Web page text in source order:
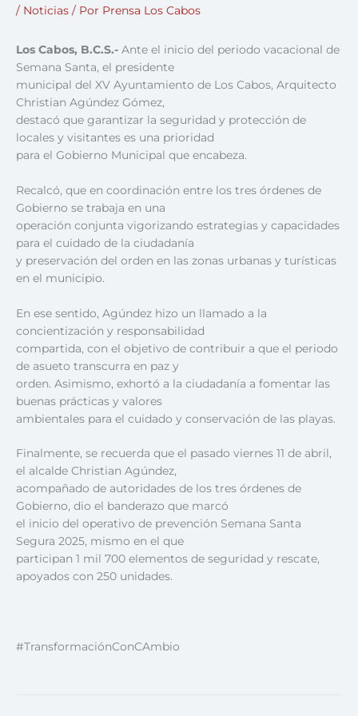
/ Noticias / Por Prensa Los Cabos
Los Cabos, B.C.S.- Ante el inicio del periodo vacacional de
Semana Santa, el presidente
municipal del XV Ayuntamiento de Los Cabos, Arquitecto
Christian Agúndez Gómez,
destacó que garantizar la seguridad y protección de
locales y visitantes es una prioridad
para el Gobierno Municipal que encabeza.
Recalcó, que en coordinación entre los tres órdenes de
Gobierno se trabaja en una
operación conjunta vigorizando estrategias y capacidades
para el cuidado de la ciudadanía
y preservación del orden en las zonas urbanas y turísticas
en el municipio.
En ese sentido, Agúndez hizo un llamado a la
concientización y responsabilidad
compartida, con el objetivo de contribuir a que el periodo
de asueto transcurra en paz y
orden. Asimismo, exhortó a la ciudadanía a fomentar las
buenas prácticas y valores
ambientales para el cuidado y conservación de las playas.
Finalmente, se recuerda que el pasado viernes 11 de abril,
el alcalde Christian Agúndez,
acompañado de autoridades de los tres órdenes de
Gobierno, dio el banderazo que marcó
el inicio del operativo de prevención Semana Santa
Segura 2025, mismo en el que
participan 1 mil 700 elementos de seguridad y rescate,
apoyados con 250 unidades.
#TransformaciónConCAmbio